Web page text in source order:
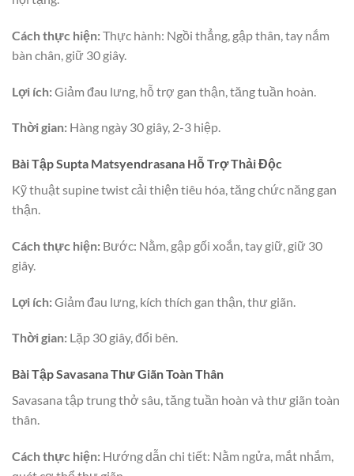
Cách thực hiện:Thực hành: Ngồi thẳng, gập thân, tay nắm
bàn chân, giữ 30 giây.
Lợi ích:Giảm đau lưng, hỗ trợ gan thận, tăng tuần hoàn.
Thời gian: Hàng ngày 30 giây, 2-3 hiệp.
Bài Tập Supta Matsyendrasana Hỗ Trợ Thải Độc
Kỹ thuật supine twist cải thiện tiêu hóa, tăng chức năng gan
thận.
Cách thực hiện: Bước: Nằm, gập gối xoắn, tay giữ, giữ 30
giây.
Lợi ích:Giảm đau lưng, kích thích gan thận, thư giãn.
Thời gian: Lặp 30 giây, đổi bên.
Bài Tập Savasana Thư Giãn Toàn Thân
Savasana tập trung thở sâu, tăng tuần hoàn và thư giãn toàn
thân.
Cách thực hiện: Hướng dẫn chi tiết: Nằm ngửa, mắt nhắm,